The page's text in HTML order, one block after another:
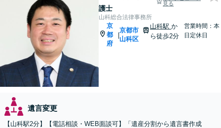
護士
見る
山科総合法律事務所
京
都
府
|
京都市
山科区
山科駅 か
ら徒歩2分
営業時間：本
日定休日
遺言変更
【山科駅2分】【電話相談・WEB面談可】「遺産分割から遺言書作成